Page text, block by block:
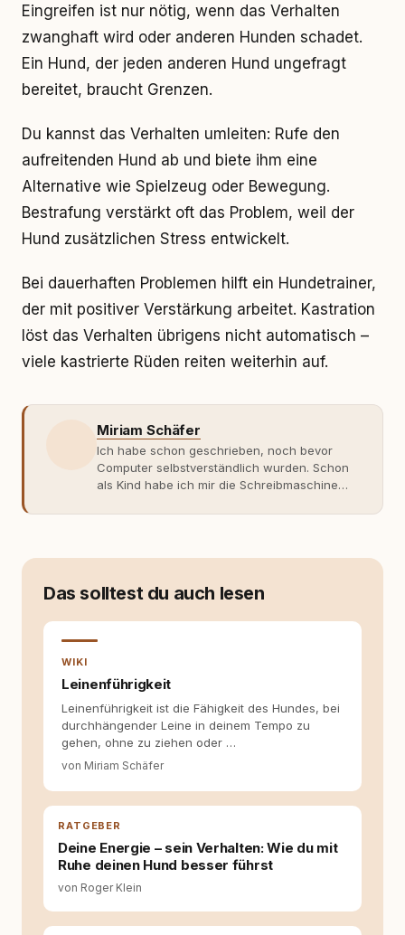
Eingreifen ist nur nötig, wenn das Verhalten
zwanghaft wird oder anderen Hunden schadet.
Ein Hund, der jeden anderen Hund ungefragt
bereitet, braucht Grenzen.
Du kannst das Verhalten umleiten: Rufe den
aufreitenden Hund ab und biete ihm eine
Alternative wie Spielzeug oder Bewegung.
Bestrafung verstärkt oft das Problem, weil der
Hund zusätzlichen Stress entwickelt.
Bei dauerhaften Problemen hilft ein Hundetrainer,
der mit positiver Verstärkung arbeitet. Kastration
löst das Verhalten übrigens nicht automatisch –
viele kastrierte Rüden reiten weiterhin auf.
Miriam Schäfer
Ich habe schon geschrieben, noch bevor
Computer selbstverständlich wurden. Schon
als Kind habe ich mir die Schreibmaschine
getippt: Geschichten, Beobachtungen,
weniger guten Erfahrungen. Umso mehr hat
erlebt habe, wie verantwortungsvoll und
bewusst gute Hundehaltung funktionieren
als Content Managerin an vielen Stellen
beteiligt, an denen aus Ideen fertige Beiträge
werden. Ich recherchiere Themen, plane
Inhalte, schreibe Artikel, begleite Gastbeiträge
redaktionell, veröffentliche Texte und betreue
sich dabei immer auf das grosse Ganze:
Fragen stehen dahinter? Und wie lassen sich
Inhalte so aufbereiten, dass sie verständlich,
fundiert und für unsere Leser wirklich
allein nicht ausreichen. Gute Entscheidungen
entstehen dort, wo Information,
Das solltest du auch lesen
WIKI
Leinenführigkeit
Leinenführigkeit ist die Fähigkeit des Hundes, bei
durchhängender Leine in deinem Tempo zu
gehen, ohne zu ziehen oder …
von Miriam Schäfer
RATGEBER
Deine Energie – sein Verhalten: Wie du mit
Ruhe deinen Hund besser führst
von Roger Klein